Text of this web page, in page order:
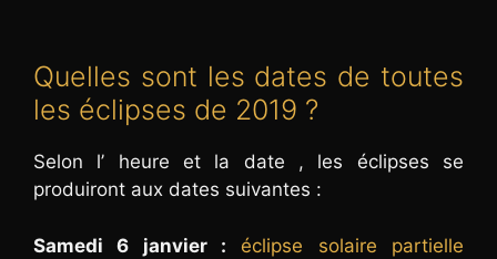
Quelles sont les dates de toutes
les éclipses de 2019 ?
Selon l’ heure et la date , les éclipses se
produiront aux dates suivantes :
Samedi 6 janvier : éclipse solaire partielle